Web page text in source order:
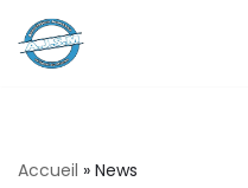
Aller
Accueil » News